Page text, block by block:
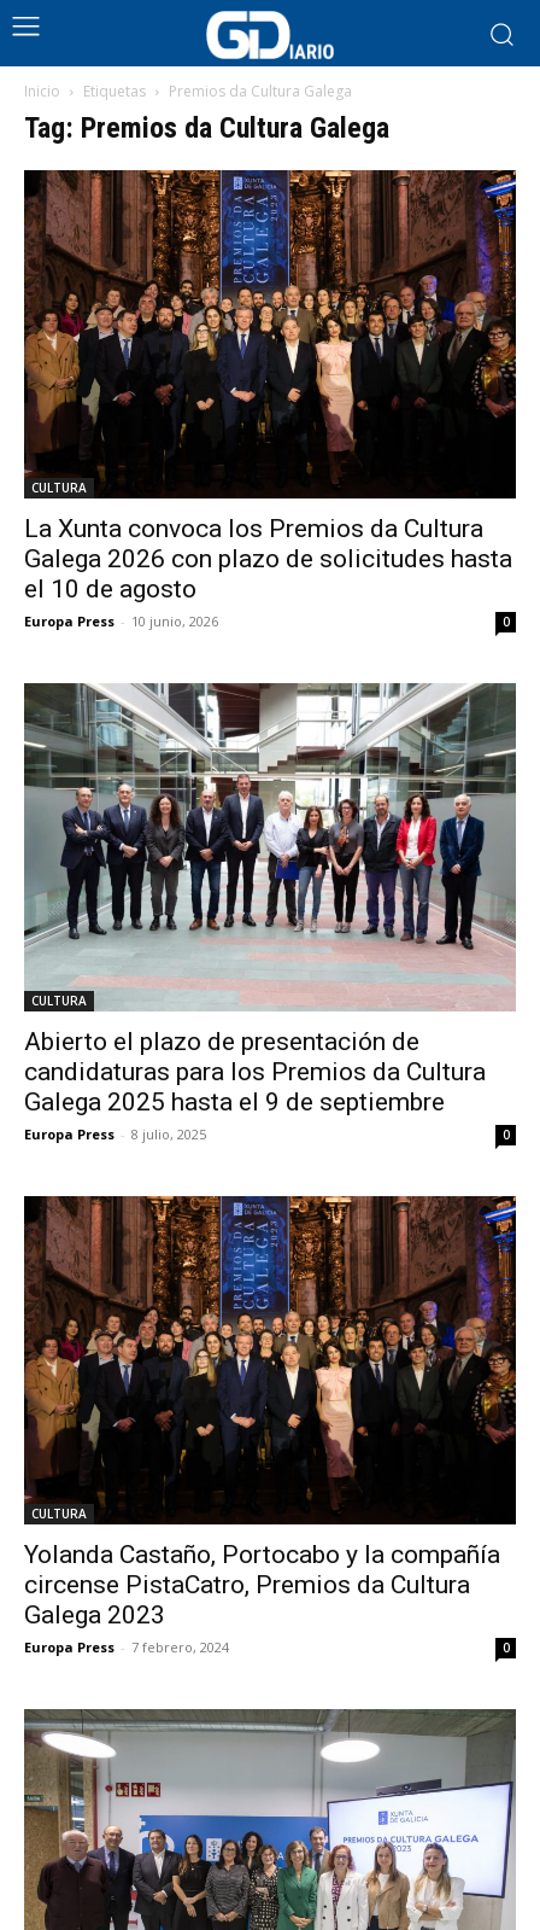
Inicio Etiquetas Premios da Cultura Galega
Tag: Premios da Cultura Galega
CULTURA
La Xunta convoca los Premios da Cultura
Galega 2026 con plazo de solicitudes hasta
el 10 de agosto
Europa Press - 10 junio, 2026 0
CULTURA
Abierto el plazo de presentación de
candidaturas para los Premios da Cultura
Galega 2025 hasta el 9 de septiembre
Europa Press - 8 julio, 2025 0
CULTURA
Yolanda Castaño, Portocabo y la compañía
circense PistaCatro, Premios da Cultura
Galega 2023
Europa Press - 7 febrero, 2024 0